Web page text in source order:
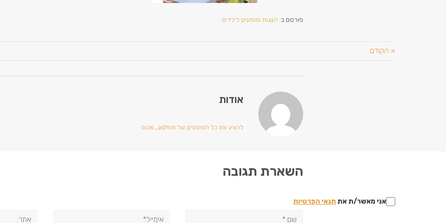
פורסם ב: הצגות ומופעים לילדים
« הקודם
אודות
להציג את כל הפוסטים של ocw_admin
השארת תגובה
אני מאשר/ת את תנאי הפרטיות